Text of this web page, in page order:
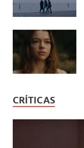
CRÍTICAS